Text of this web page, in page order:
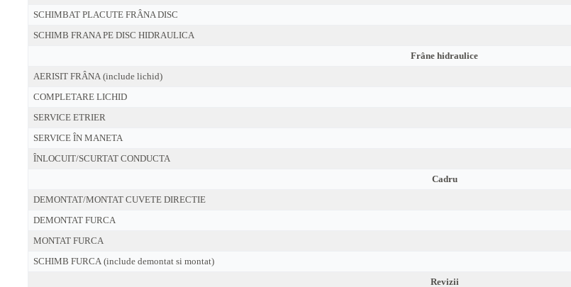
SCHIMBAT PLACUTE FRÂNA DISC
SCHIMB FRANA PE DISC HIDRAULICA
Frâne hidraulice
AERISIT FRÂNA (include lichid)
COMPLETARE LICHID
SERVICE ETRIER
SERVICE ÎN MANETA
ÎNLOCUIT/SCURTAT CONDUCTA
Cadru
DEMONTAT/MONTAT CUVETE DIRECTIE
DEMONTAT FURCA
MONTAT FURCA
SCHIMB FURCA (include demontat si montat)
Revizii